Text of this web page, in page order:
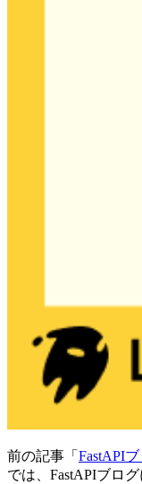
前の記事「 FastAPI
では、FastAPIブロ